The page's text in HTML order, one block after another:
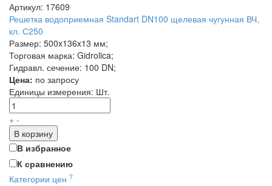
Артикул: 17609
Решетка водоприемная Standart DN100 щелевая чугунная ВЧ,
кл. С250
Размер: 500x136x13 мм;
Торговая марка: Gidrolica;
Гидравл. сечение: 100 DN;
Цена: по запросу
Единицы измерения: Шт.
+ -
В корзину
В избранное
К сравнению
Категории цен ?